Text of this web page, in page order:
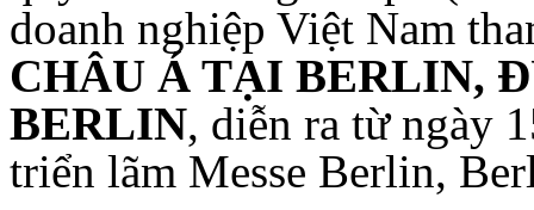
doanh nghiệp Việt Nam
CHÂU Á TẠI BERLIN,
BERLIN, diễn ra từ ngày
triển lãm Messe Berlin,